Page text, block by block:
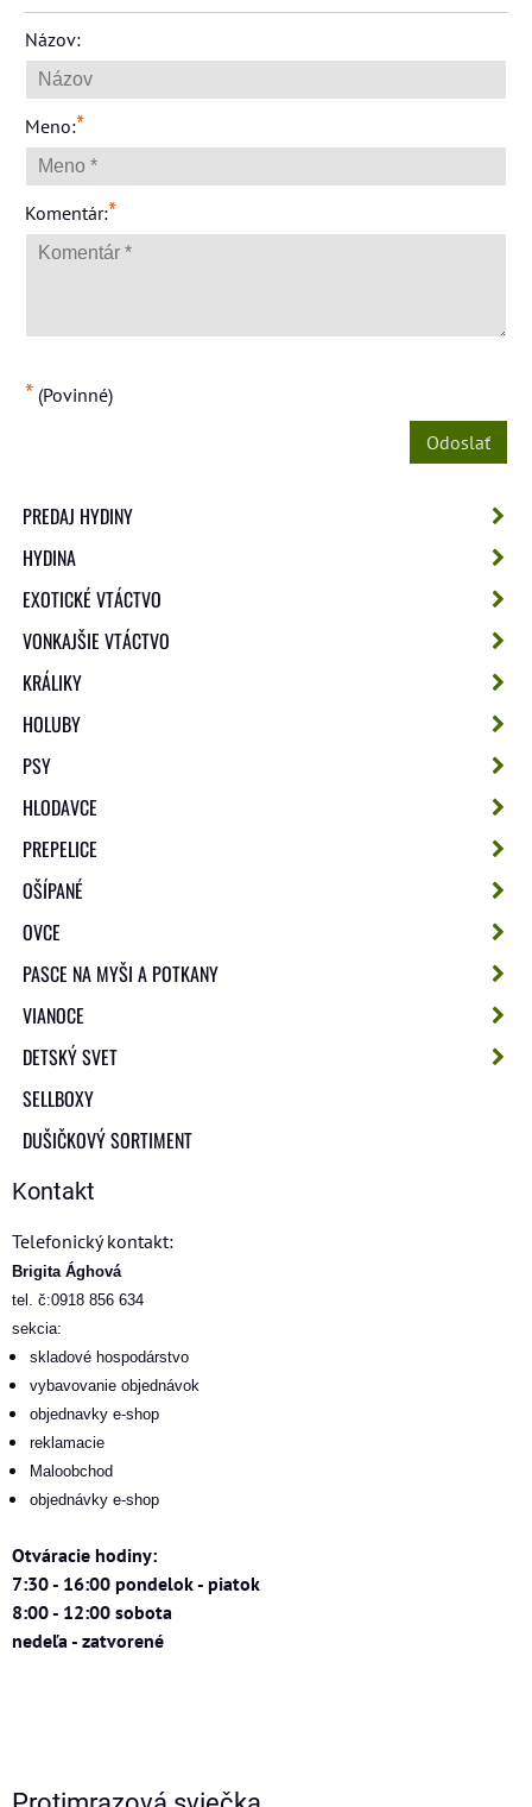
Názov:
Meno:*
Komentár:*
* (Povinné)
Odoslať
PREDAJ HYDINY
HYDINA
EXOTICKÉ VTÁCTVO
VONKAJŠIE VTÁCTVO
KRÁLIKY
HOLUBY
PSY
HLODAVCE
PREPELICE
OŠÍPANÉ
OVCE
PASCE NA MYŠI A POTKANY
VIANOCE
DETSKÝ SVET
SELLBOXY
DUŠIČKOVÝ SORTIMENT
Kontakt
Telefonický kontakt:
Brigita Ághová
tel. č:0918 856 634
sekcia:
skladové hospodárstvo
vybavovanie objednávok
objednavky e-shop
reklamacie
Maloobchod
objednávky e-shop
Otváracie hodiny:
7:30 - 16:00 pondelok - piatok
8:00 - 12:00 sobota
nedeľa - zatvorené